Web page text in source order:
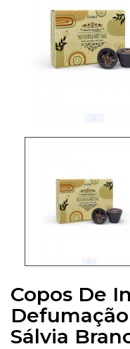
Copos De
Sálvia